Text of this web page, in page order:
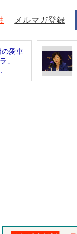
メルマガ登録
の愛車
ラ」